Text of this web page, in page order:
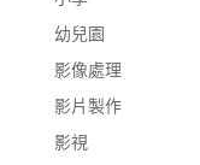
幼兒園
影像處理
影片製作
影視